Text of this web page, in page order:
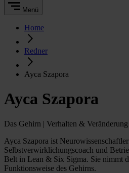
Menü
Home
Redner
Ayca Szapora
Ayca Szapora
Das Gehirn | Verhalten &
Ayca Szapora ist
Selbstverwirklichungscoach und
Belt in Lean & Six Sigma. Sie nimmt
Funktionsweise des Gehirns.